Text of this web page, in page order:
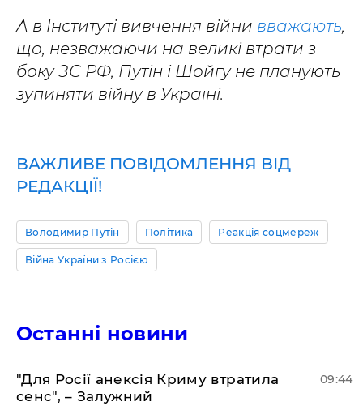
А в Інституті вивчення війни вважають,
що, незважаючи на великі втрати з
боку ЗС РФ, Путін і Шойгу не планують
зупиняти війну в Україні.
ВАЖЛИВЕ ПОВІДОМЛЕННЯ ВІД
РЕДАКЦІЇ!
Володимир Путін Політика Реакція соцмереж
Війна України з Росією
Останні новини
"Для Росії анексія Криму втратила
сенс", – Залужний
09:44